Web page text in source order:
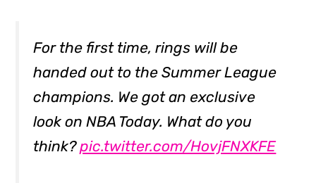
For the first time, rings will be
handed out to the Summer League
champions. We got an exclusive
look on NBA Today. What do you
think?pic.twitter.com/HovjFNXKFE